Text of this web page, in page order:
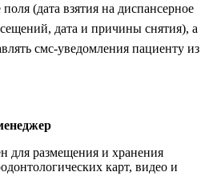
(дата взятия на диспансерное
дата и причины снятия), а
смс-уведомления пациенту из
для размещения и хранения
карт, видео и